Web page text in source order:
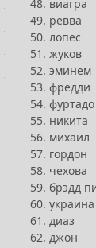
48. виагра
49. ревва
50. лопес
51. жуков
52. эминем
53. фредди
54. фуртадо
55. никита
56. михаил
57. гордон
58. чехова
59. брэдд
60. украина
61. диаз
62. джон